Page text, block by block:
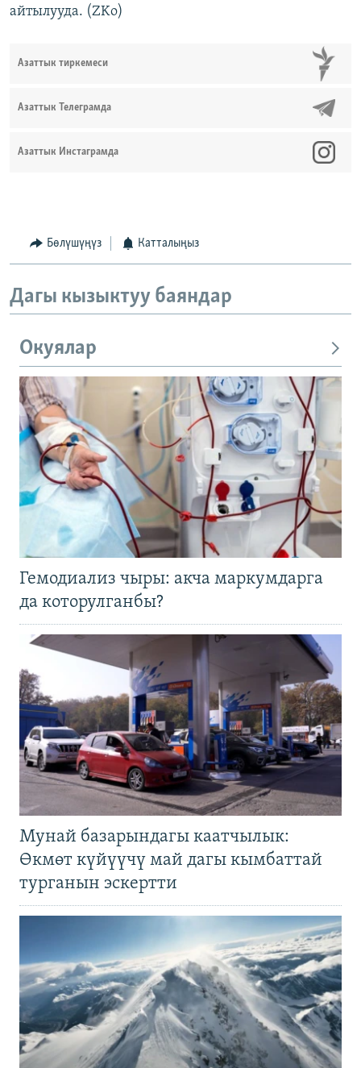
айтылууда. (ZKo)
Азаттык тиркемеси
Азаттык Телеграмда
Азаттык Инстаграмда
Бөлүшүңүз Катталыңыз
Дагы кызыктуу баяндар
Окуялар
Гемодиализ чыры: акча маркумдарга
да которулганбы?
Мунай базарындагы каатчылык:
Өкмөт күйүүчү май дагы кымбаттай
турганын эскертти